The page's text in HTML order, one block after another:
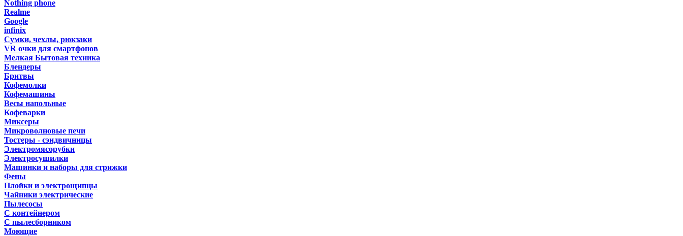
Nothing phone
Realme
Google
infinix
Сумки, чехлы, рюкзаки
VR очки для смартфонов
Мелкая Бытовая техника
Блендеры
Бритвы
Кофемолки
Кофемашины
Весы напольные
Кофеварки
Миксеры
Микроволновые печи
Тостеры - сэндвичницы
Электромясорубки
Электросушилки
Машинки и наборы для стрижки
Фены
Плойки и электрощипцы
Чайники электрические
Пылесосы
С контейнером
С пылесборником
Моющие